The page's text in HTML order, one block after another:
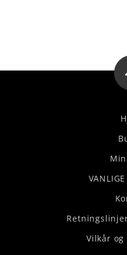
Vilkår